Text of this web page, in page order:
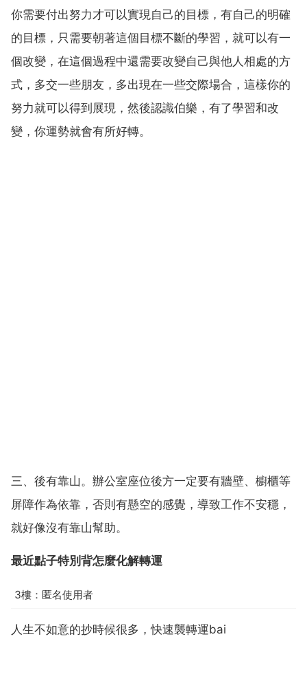
你需要付出努力才可以實現自己的目標，有自己的明確
的目標，只需要朝著這個目標不斷的學習，就可以有一
個改變，在這個過程中還需要改變自己與他人相處的方
式，多交一些朋友，多出現在一些交際場合，這樣你的
努力就可以得到展現，然後認識伯樂，有了學習和改
變，你運勢就會有所好轉。
三、後有靠山。辦公室座位後方一定要有牆壁、櫥櫃等
屏障作為依靠，否則有懸空的感覺，導致工作不安穩，
就好像沒有靠山幫助。
最近點子特別背怎麼化解轉運
3樓：匿名使用者
人生不如意的抄時候很多，快速襲轉運bai